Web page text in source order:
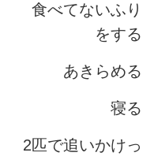
食べてないふり
をする
あきらめる
寝る
2匹で追いかけっ